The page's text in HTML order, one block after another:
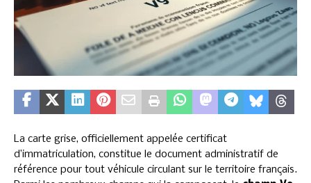
La carte grise, officiellement appelée certificat
d’immatriculation, constitue le document administratif de
référence pour tout véhicule circulant sur le territoire français.